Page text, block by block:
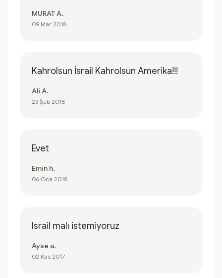
MURAT A.
09 Mar 2018
Kahrolsun İsrail Kahrolsun Amerika!!!
Ali A.
23 Şub 2018
Evet
Emin h.
06 Oca 2018
Israil malı istemiyoruz
Ayse a.
02 Kas 2017